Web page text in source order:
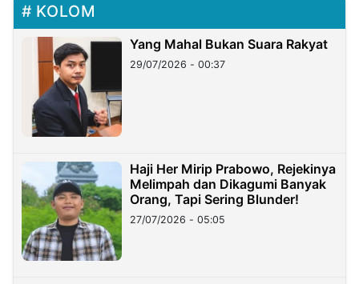
KOLOM
Yang Mahal Bukan Suara Rakyat
29/07/2026 - 00:37
Haji Her Mirip Prabowo, Rejekinya
Melimpah dan Dikagumi Banyak
Orang, Tapi Sering Blunder!
27/07/2026 - 05:05